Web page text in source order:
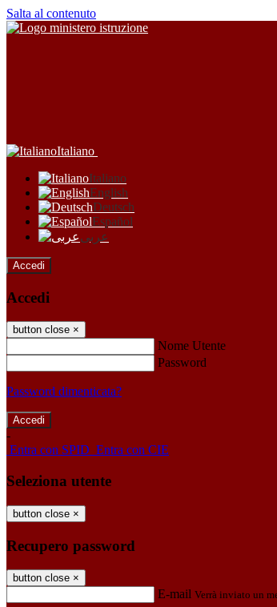
Salta al contenuto
Italiano
Italiano
English
Deutsch
Español
عربى
Accedi
Accedi
button close ×
Nome Utente
Password
Password dimenticata?
-
Entra con SPID Entra con CIE
Seleziona utente
button close ×
Recupero password
button close ×
E-mail Verrà inviato un